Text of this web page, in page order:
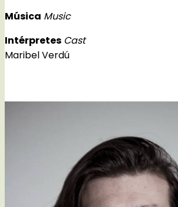
Música Music
Intérpretes Cast
Maribel Verdú